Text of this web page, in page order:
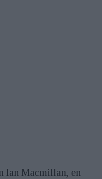
Ian Macmillan, en